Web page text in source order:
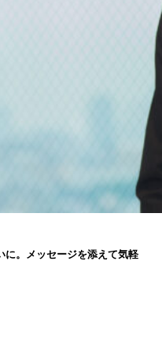
に。メッセージを添えて気軽